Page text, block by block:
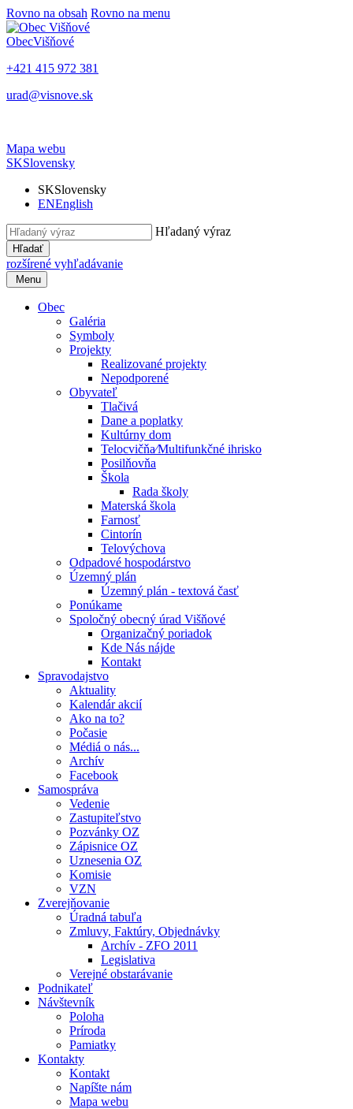
Rovno na obsah Rovno na menu
ObecVišňové
+421 415 972 381
urad@visnove.sk
Mapa webu
SKSlovensky
SKSlovensky
ENEnglish
Hľadaný výraz
Hľadať
rozšírené vyhľadávanie
Menu
Obec
Galéria
Symboly
Projekty
Realizované projekty
Nepodporené
Obyvateľ
Tlačivá
Dane a poplatky
Kultúrny dom
Telocvičňa⁄Multifunkčné ihrisko
Posilňovňa
Škola
Rada školy
Materská škola
Farnosť
Cintorín
Telovýchova
Odpadové hospodárstvo
Územný plán
Územný plán - textová časť
Ponúkame
Spoločný obecný úrad Višňové
Organizačný poriadok
Kde Nás nájde
Kontakt
Spravodajstvo
Aktuality
Kalendár akcií
Ako na to?
Počasie
Médiá o nás...
Archív
Facebook
Samospráva
Vedenie
Zastupiteľstvo
Pozvánky OZ
Zápisnice OZ
Uznesenia OZ
Komisie
VZN
Zverejňovanie
Úradná tabuľa
Zmluvy, Faktúry, Objednávky
Archív - ZFO 2011
Legislativa
Verejné obstarávanie
Podnikateľ
Návštevník
Poloha
Príroda
Pamiatky
Kontakty
Kontakt
Napíšte nám
Mapa webu